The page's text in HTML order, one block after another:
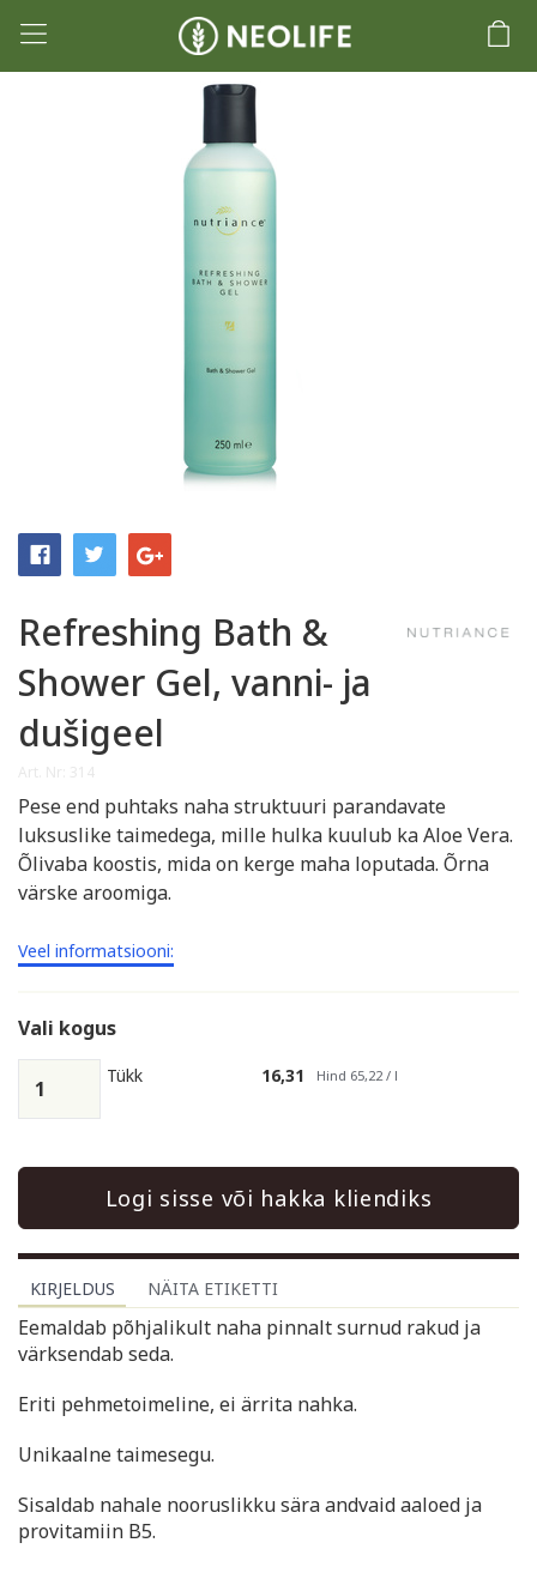
Refreshing Bath &
Shower Gel, vanni- ja
dušigeel
Pese end puhtaks naha struktuuri parandavate
luksuslike taimedega, mille hulka kuulub ka Aloe Vera.
Õlivaba koostis, mida on kerge maha loputada. Õrna
värske aroomiga.
Veel informatsiooni:
Vali kogus
Tükk 16,31 Hind 65,22 / l
Logi sisse või hakka kliendiks
KIRJELDUS NÄITA ETIKETTI
Eemaldab põhjalikult naha pinnalt surnud rakud ja
värksendab seda.
Eriti pehmetoimeline, ei ärrita nahka.
Unikaalne taimesegu.
Sisaldab nahale nooruslikku sära andvaid aaloed ja
provitamiin B5.